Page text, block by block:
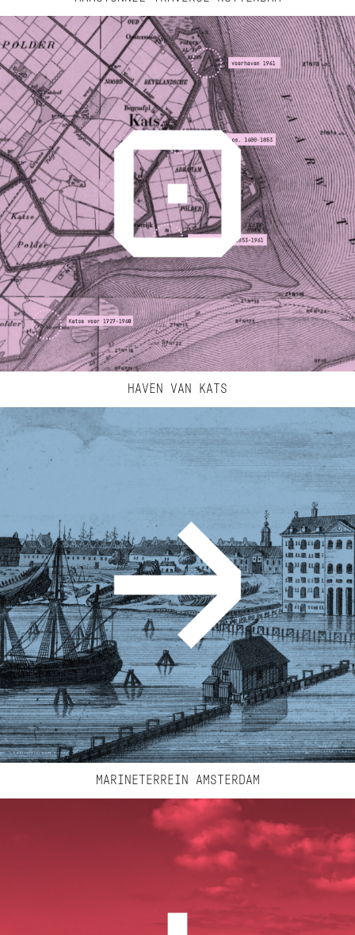
HAVEN VAN KATS
MARINETERREIN AMSTERDAM